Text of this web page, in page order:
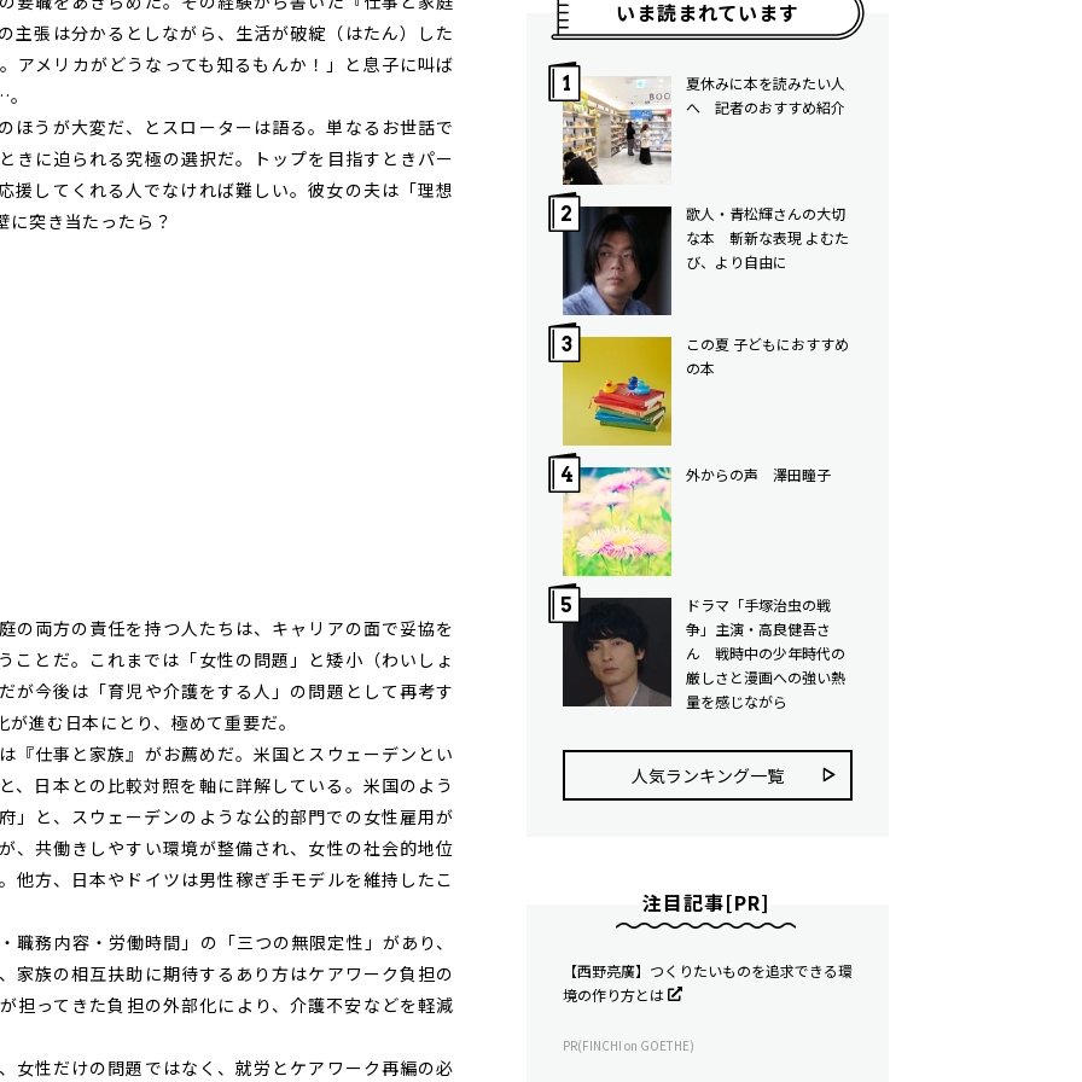
主張は分かるとしながら、生活が破綻（はたん）した
アメリカがどうなっても知るもんか！」と息子に叫ば
うが大変だ、とスローターは語る。単なるお世話で
きに迫られる究極の選択だ。トップを目指すときパー
援してくれる人でなければ難しい。彼女の夫は「理想
に突き当たったら？
両方の責任を持つ人たちは、キャリアの面で妥協を
ことだ。これまでは「女性の問題」と矮小（わいしょ
が今後は「育児や介護をする人」の問題として再考す
進む日本にとり、極めて重要だ。
仕事と家族』がお薦めだ。米国とスウェーデンとい
、日本との比較対照を軸に詳解している。米国のよう
」と、スウェーデンのような公的部門での女性雇用が
、共働きしやすい環境が整備され、女性の社会的地位
他方、日本やドイツは男性稼ぎ手モデルを維持したこ
務内容・労働時間」の「三つの無限定性」があり、
家族の相互扶助に期待するあり方はケアワーク負担の
担ってきた負担の外部化により、介護不安などを軽減
性だけの問題ではなく、就労とケアワーク再編の必
いま読まれています
夏休みに本を読みたい人
へ 記者のおすすめ紹介
歌人・青松輝さんの大切
な本 斬新な表現 よむた
び、より自由に
この夏 子どもにおすすめ
の本
外からの声 澤田瞳子
ドラマ「手塚治虫の戦
争」主演・高良健吾さ
ん 戦時中の少年時代の
厳しさと漫画への強い熱
量を感じながら
人気ランキング⼀覧
注目記事[PR]
【西野亮廣】つくりたいものを追求できる環
境の作り方とは
PR(FINCHI on GOETHE)